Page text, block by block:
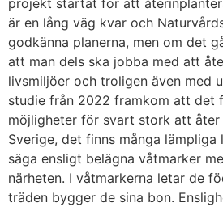
projekt startat för att
är en lång väg kvar och
godkänna planerna, men om det
att man dels ska jobba med att
livsmiljöer och troligen även med
studie från 2022 framkom att det
möjligheter för svart stork att åter
Sverige, det finns många lämpliga
säga ensligt belägna våtmarker
närheten. I våtmarkerna letar de
träden bygger de sina bon.